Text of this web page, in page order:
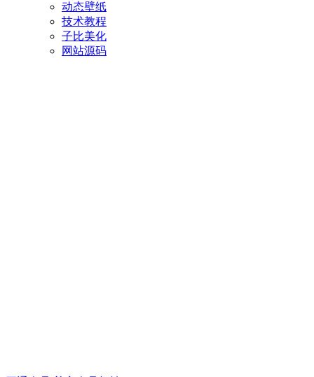
动态壁纸
技术教程
子比美化
网站源码